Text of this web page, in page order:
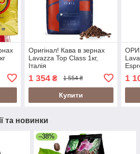
Оригінал! Кава в зернах
Lavazza Top Class 1кг,
Італія
1 354₴ 1 554 ₴
Купити
1
та новинки
–38%